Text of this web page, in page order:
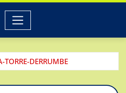
TORRE-DERRUMBE